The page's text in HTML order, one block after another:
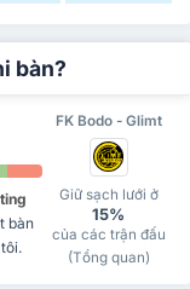
bàn?
FK Bodo - Glimt
bàn
Giữ sạch lưới ở
15%
của các trận đấu
(Tổng quan)